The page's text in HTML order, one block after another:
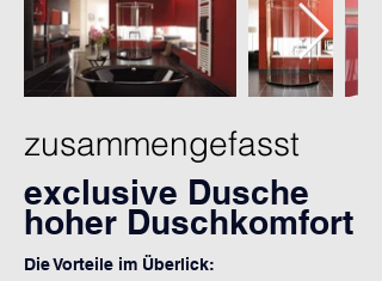
zusammengefasst
exclusive Dusche
hoher Duschkomfort
Die Vorteile im Überlick: